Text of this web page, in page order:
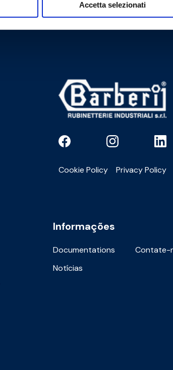
Accetta selezionati
Tem necessidade de
Cookie Policy Privacy Policy
Informações
Documentations
Contate-
Notícias